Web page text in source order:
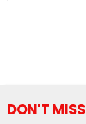
DON'T MISS